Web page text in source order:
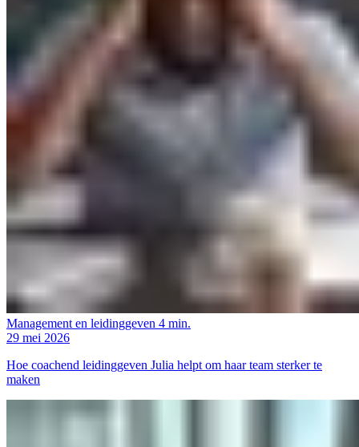
Management en leidinggeven 4 min.
29 mei 2026
Hoe coachend leidinggeven Julia helpt om haar team sterker te
maken